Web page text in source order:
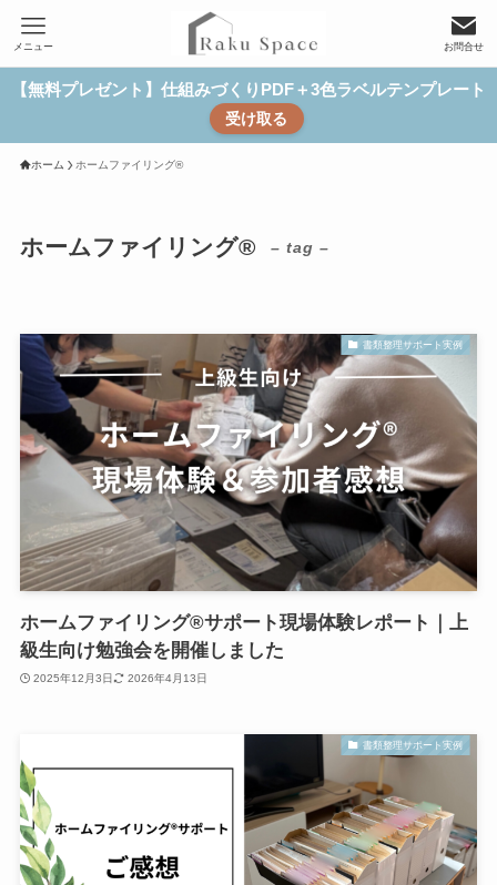
お問合せ
メニュー
【無料プレゼント】仕組みづくりPDF＋3色ラベルテンプレート
受け取る
ホーム ホームファイリング®
ホームファイリング® – tag –
書類整理サポート実例
ホームファイリング®サポート現場体験レポート｜上
級生向け勉強会を開催しました
2025年12月3日 2026年4月13日
書類整理サポート実例